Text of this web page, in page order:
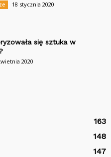
18 stycznia 2020
się sztuka w
2020
163
148
147